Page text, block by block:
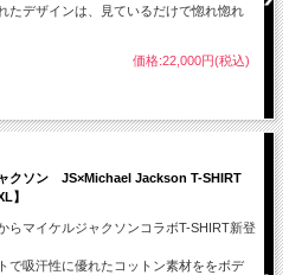
たデザインは、見ているだけで惚れ惚れ
価格:22,000円(税込)
クソン JS×Michael Jackson T-SHIRT
】
らマイケルジャクソンコラボT-SHIRT新登
で吸汗性に優れたコットン素材ををボデ